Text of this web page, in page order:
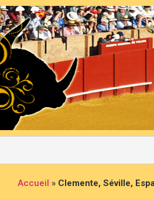
Accueil » Clemente, Séville,